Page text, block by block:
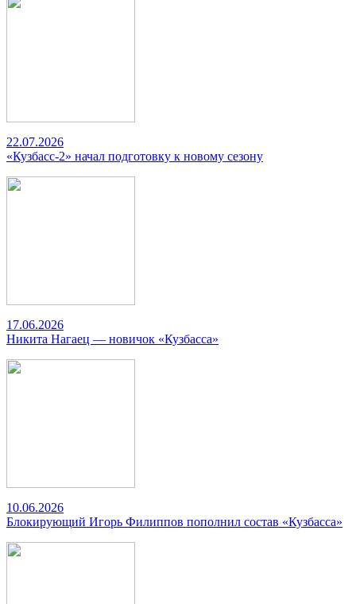
22.07.2026
«Кузбасс-2» начал подготовку к новому сезону
17.06.2026
Никита Нагаец — новичок «Кузбасса»
10.06.2026
Блокирующий Игорь Филиппов пополнил состав «Кузбасса»